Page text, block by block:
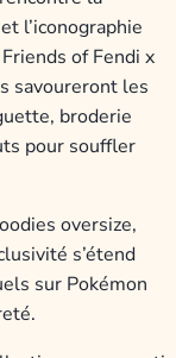
l’iconographie
of Fendi x
savoureront les
broderie
pour souffler
oversize,
s’étend
sur Pokémon